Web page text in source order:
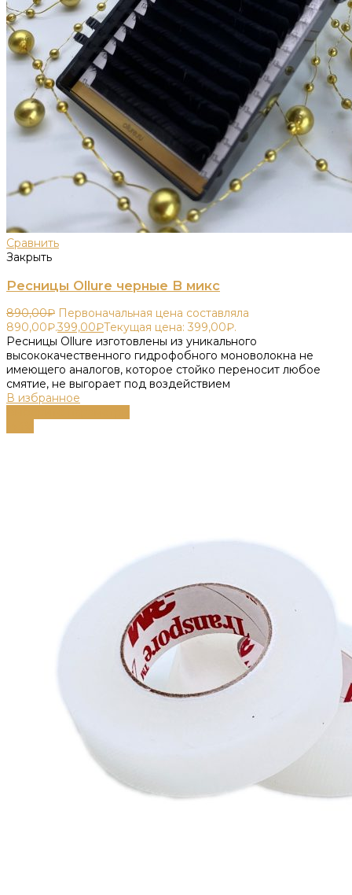
Сравнить
Закрыть
Ресницы Ollure черные B микс
890,00₽ Первоначальная цена составляла
890,00₽.399,00₽Текущая цена: 399,00₽.
Ресницы Ollure изготовлены из уникального
высококачественного гидрофобного моноволокна не
имеющего аналогов, которое стойко переносит любое
смятие, не выгорает под воздействием
В избранное